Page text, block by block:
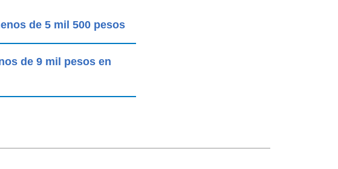
de 5 mil 500 pesos
de 9 mil pesos en